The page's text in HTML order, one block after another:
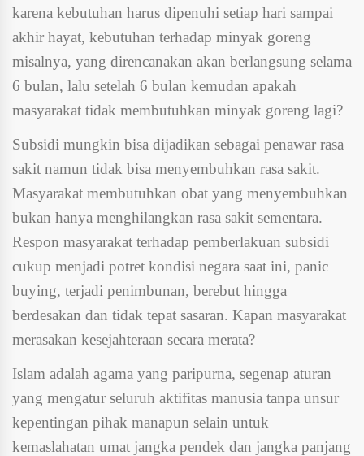
karena kebutuhan harus dipenuhi setiap hari sampai
akhir hayat, kebutuhan terhadap minyak goreng
misalnya, yang direncanakan akan berlangsung selama
6 bulan, lalu setelah 6 bulan kemudan apakah
masyarakat tidak membutuhkan minyak goreng lagi?
Subsidi mungkin bisa dijadikan sebagai penawar rasa
sakit namun tidak bisa menyembuhkan rasa sakit.
Masyarakat membutuhkan obat yang menyembuhkan
bukan hanya menghilangkan rasa sakit sementara.
Respon masyarakat terhadap pemberlakuan subsidi
cukup menjadi potret kondisi negara saat ini, panic
buying, terjadi penimbunan, berebut hingga
berdesakan dan tidak tepat sasaran. Kapan masyarakat
merasakan kesejahteraan secara merata?
Islam adalah agama yang paripurna, segenap aturan
yang mengatur seluruh aktifitas manusia tanpa unsur
kepentingan pihak manapun selain untuk
kemaslahatan umat jangka pendek dan jangka panjang